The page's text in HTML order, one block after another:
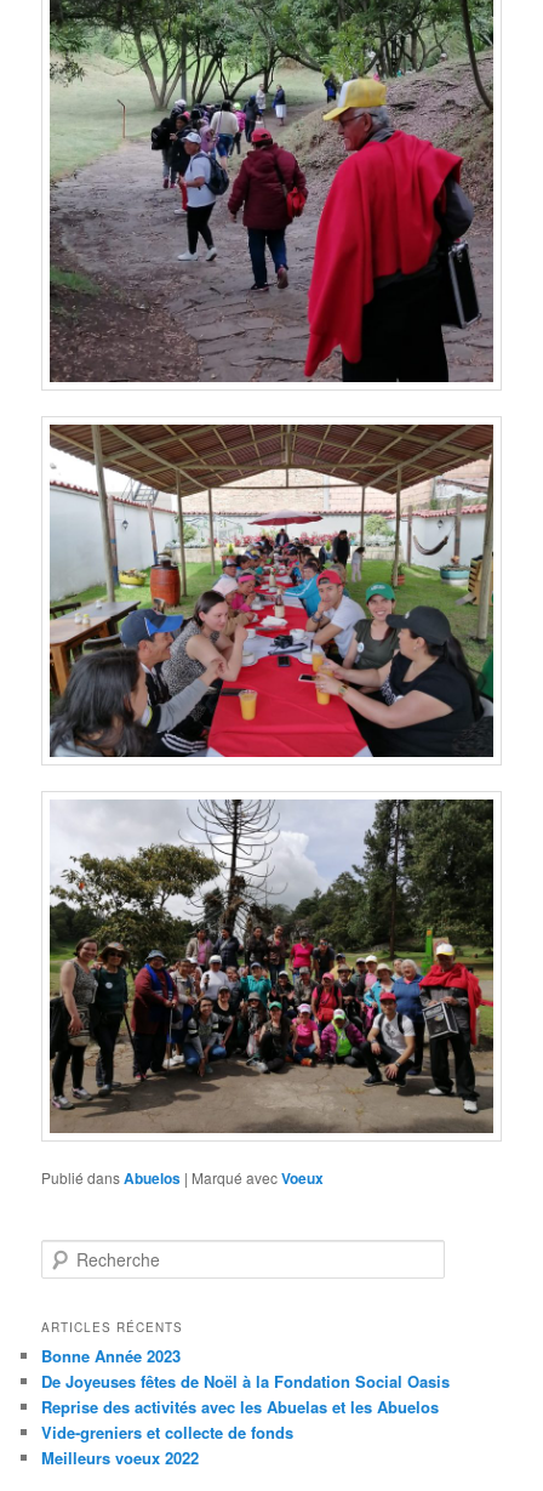
Publié dansAbuelos | Marqué avecVoeux
e
h
r
c
h
e
ARTICLES RÉCENTS
Bonne Année 2023
De Joyeuses fêtes de Noël à la Fondation Social Oasis
Reprise des activités avec les Abuelas et les Abuelos
Vide-greniers et collecte de fonds
Meilleurs voeux 2022